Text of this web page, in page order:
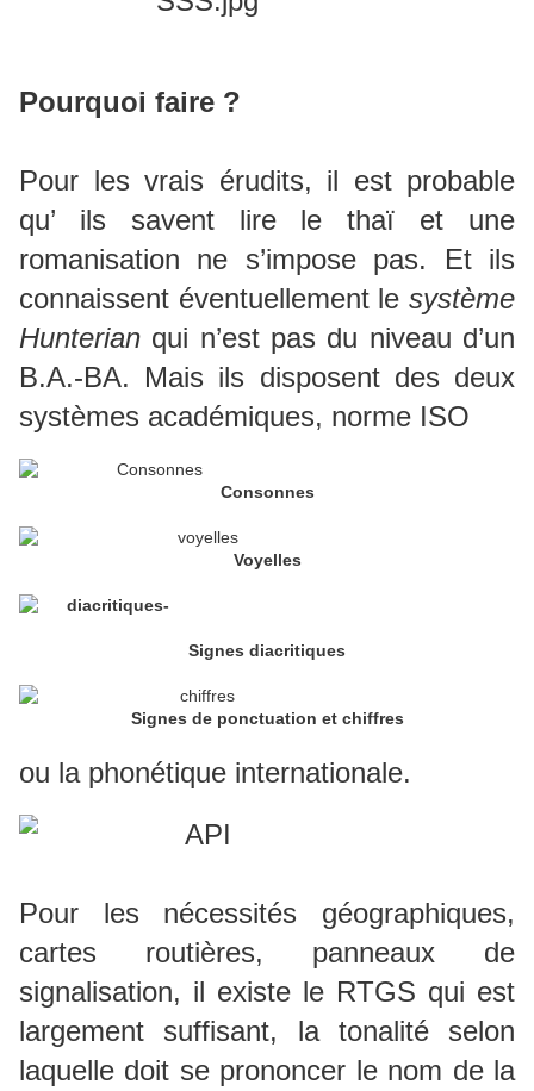
Pourquoi faire ?
Pour les vrais érudits, il est probable
qu’ ils savent lire le thaï et une
romanisation ne s’impose pas. Et ils
connaissent éventuellement le système
Hunterian qui n’est pas du niveau d’un
B.A.-BA. Mais ils disposent des deux
systèmes académiques, norme ISO
Consonnes
Voyelles
Signes diacritiques
Signes de ponctuation et chiffres
ou la phonétique internationale.
Pour les nécessités géographiques,
cartes routières, panneaux de
signalisation, il existe le RTGS qui est
largement suffisant, la tonalité selon
laquelle doit se prononcer le nom de la